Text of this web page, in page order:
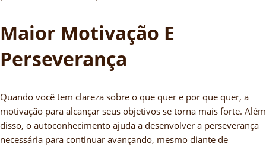
Maior Motivação E
Perseverança
Quando você tem clareza sobre o que quer e por que quer, a
motivação para alcançar seus objetivos se torna mais forte. Além
disso, o autoconhecimento ajuda a desenvolver a perseverança
necessária para continuar avançando, mesmo diante de